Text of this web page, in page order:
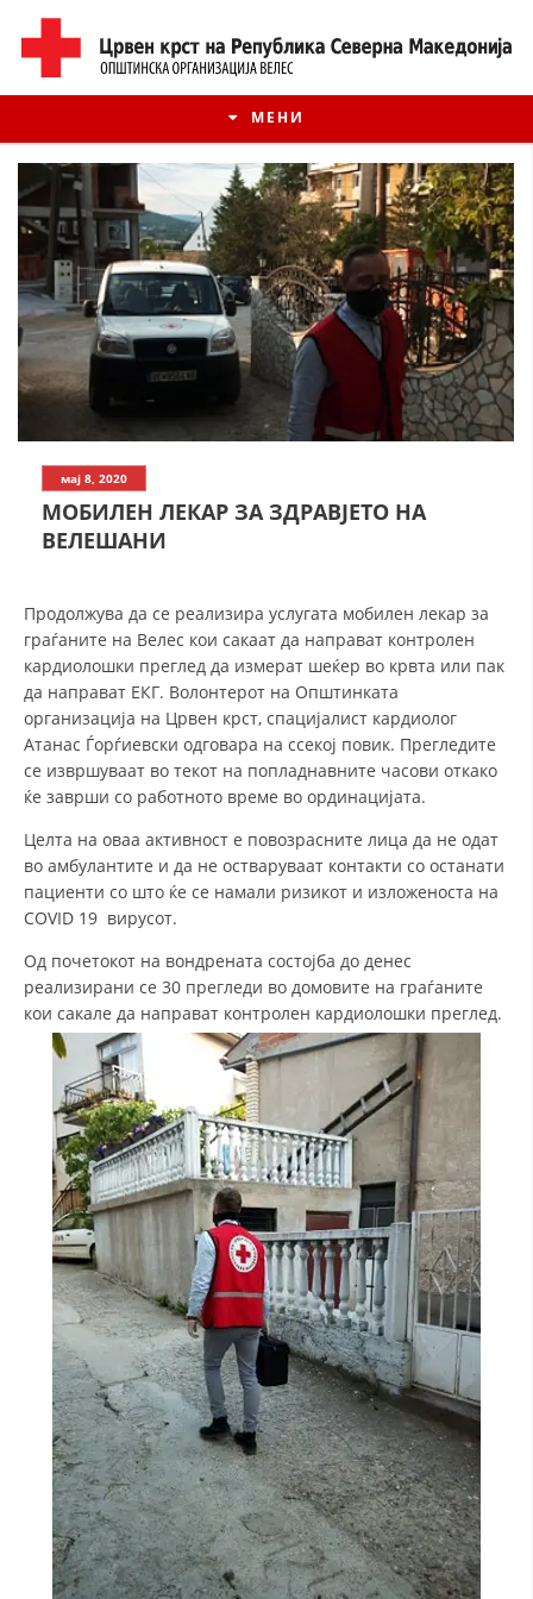
МЕНИ
ИСТОРИЈАТ НА ЦКРМ
СТРУКТУРА НА ОРГАНИЗАЦИЈАТА
ЧЛЕНСТВО ВО ПРОФЕСИОНАЛНИ ТЕЛА
ЗАКОН ЗА ЦКРМ
СТАТУТ НА ЦКРМ
ОРГАНИЗАЦИЈА И РАЗВОЈ
РАКОВОДЕН ОДБОР
СОБРАНИЕ
СТРУКТУРА И ОРГАНИЗАЦИОНА ПОСТАВЕНОСТ
ДИСЕМИНАЦИЈА
MЕЃУНАРОДНО ХУМАНИТАРНО ПРАВО
ПРОМОЦИЈА НА ХУМАНИ ВРЕДНОСТИ
УПОТРЕБА И ЗАШТИТА НА АМБЛЕМОТ
СОЦИЈАЛНО ХУМАНИТАРНА ДЕЈНОСТ
КАКО ДА ДОНИРАТЕ
ПОДГОТВЕНОСТ И ДЕЈСТВО ПРИ КАТАСТРОФИ
ТИМОВИ НА ООЦК
СПАСИТЕЛНА СТАНИЦА ВОДНО
ПРОЕКТИ – ПОДГОТВЕНОСТ И ДЕЈСТВУВАЊЕ ПРИ КАТАСТРОФИ
ОДНОСИ СО ЈАВНОСТ
ИСТРАЖУВАЊЕ НА ЈАВНО МИСЛЕЊЕ
мај 8, 2020
МОБИЛЕН ЛЕКАР ЗА ЗДРАВЈЕТО НА
ВЕЛЕШАНИ
Продолжува да се реализира услугата мобилен лекар за
граѓаните на Велес кои сакаат да направат контролен
кардиолошки преглед да измерат шеќер во крвта или пак
да направат ЕКГ. Волонтерот на Општинката
организација на Црвен крст, спацијалист кардиолог
Атанас Ѓорѓиевски одговара на ссекој повик. Прегледите
се извршуваат во текот на попладнавните часови откако
ќе заврши со работното време во ординацијата.
Целта на оваа активност е повозрасните лица да не одат
во амбулантите и да не остваруваат контакти со останати
пациенти со што ќе се намали ризикот и изложеноста на
COVID 19 вирусот.
Од почетокот на вондрената состојба до денес
реализирани се 30 прегледи во домовите на граѓаните
кои сакале да направат контролен кардиолошки преглед.